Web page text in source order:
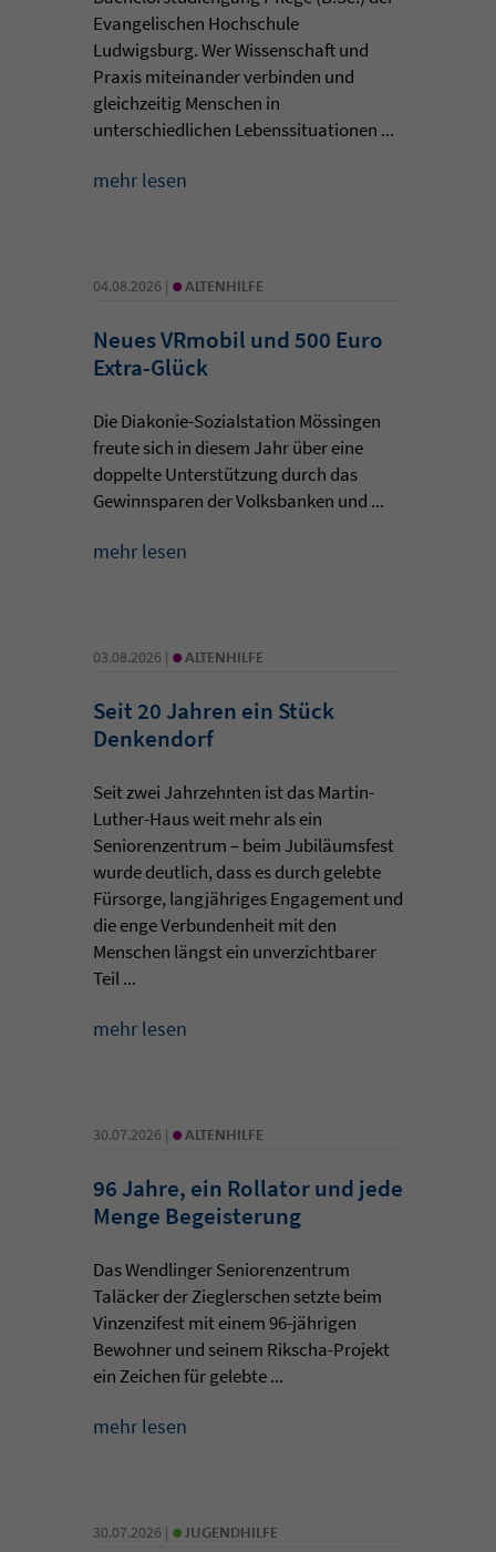
Evangelischen Hochschule
Ludwigsburg. Wer Wissenschaft und
Praxis miteinander verbinden und
gleichzeitig Menschen in
unterschiedlichen Lebenssituationen ...
mehr lesen
04.08.2026 | • ALTENHILFE
Neues VRmobil und 500 Euro
Extra-Glück
Die Diakonie-Sozialstation Mössingen
freute sich in diesem Jahr über eine
doppelte Unterstützung durch das
Gewinnsparen der Volksbanken und ...
mehr lesen
03.08.2026 | • ALTENHILFE
Seit 20 Jahren ein Stück
Denkendorf
Seit zwei Jahrzehnten ist das Martin-
Luther-Haus weit mehr als ein
Seniorenzentrum – beim Jubiläumsfest
wurde deutlich, dass es durch gelebte
Fürsorge, langjähriges Engagement und
die enge Verbundenheit mit den
Menschen längst ein unverzichtbarer
Teil ...
mehr lesen
30.07.2026 | • ALTENHILFE
96 Jahre, ein Rollator und jede
Menge Begeisterung
Das Wendlinger Seniorenzentrum
Taläcker der Zieglerschen setzte beim
Vinzenzifest mit einem 96-jährigen
Bewohner und seinem Rikscha-Projekt
ein Zeichen für gelebte ...
mehr lesen
30.07.2026 | • JUGENDHILFE